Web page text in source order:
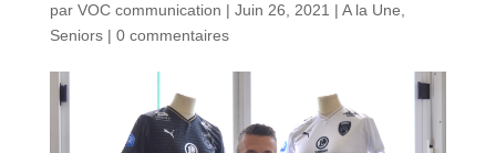
par VOC communication | Juin 26, 2021 | A la Une,
Seniors| 0 commentaires